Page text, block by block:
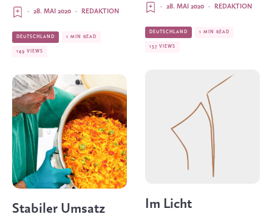
REDAKTION
·
28. MAI 2020
·
DEUTSCHLAND 1 MIN READ
149 VIEWS
Stabiler Umsatz
REDAKTION
·
28. MAI 2020
·
DEUTSCHLAND 1 MIN READ
137 VIEWS
Im Licht